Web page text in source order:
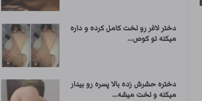
دختر لاغر رو لخت کامل کرده و داره
میکنه تو کوص...
دختره حشرش زده بالا پسره رو بیدار
میکنه و لخت میشه...